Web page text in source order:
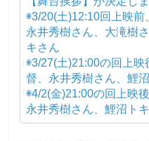
◉3/20(土)12:10回上映前
永井秀樹さん、大滝樹
キさん
◉3/27(土)21:00の回上
督、永井秀樹さん、鯉
◉4/2(金)21:00の回上映
永井秀樹さん、鯉沼ト